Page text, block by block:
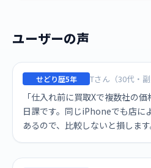
ユーザーの声
せどり歴5年 Tさん（30代・副
「仕入れ前に買取Xで複数社の
日課です。同じiPhoneでも店に
あるので、比較しないと損します